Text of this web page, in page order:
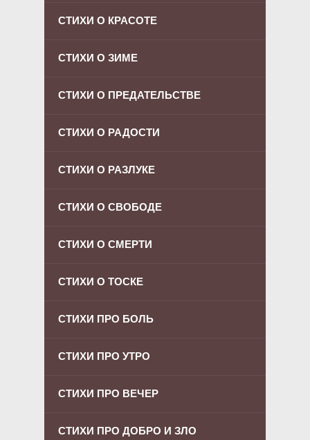
СТИХИ О КРАСОТЕ
СТИХИ О ЗИМЕ
СТИХИ О ПРЕДАТЕЛЬСТВЕ
СТИХИ О РАДОСТИ
СТИХИ О РАЗЛУКЕ
СТИХИ О СВОБОДЕ
СТИХИ О СМЕРТИ
СТИХИ О ТОСКЕ
СТИХИ ПРО БОЛЬ
СТИХИ ПРО УТРО
СТИХИ ПРО ВЕЧЕР
СТИХИ ПРО ДОБРО И ЗЛО